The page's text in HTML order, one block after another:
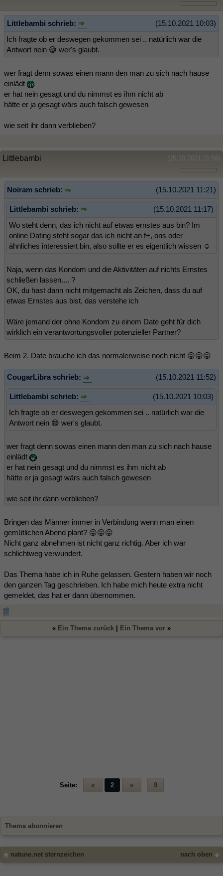
(15.10.2021 10:03)
Littlebambi schrieb:
Ich fragte ob er deswegen gekommen sei .. natürlich war die
Antwort nein 😅 wer's glaubt.
wer fragt denn sowas einen mann den man zu sich nach hause
einlädt
er hat nein gesagt und du nimmst es ihm nicht ab
hätte er ja gesagt wärs auch falsch gewesen
wie seit ihr dann verblieben?
(15.10.2021 11:59)
Littlebambi
(15.10.2021 11:21)
Noiram schrieb:
(15.10.2021 11:17)
Littlebambi schrieb:
Wo steht denn, das ich nicht auf etwas ernstes aus bin? Im
online Dating steht sogar das ich nicht an f+, ons oder
ähnliches interessiert bin, also sollte er es eigentlich wissen ☺️
Naja, wenn das Kondom und die Aktivitäten auf nichts Ernstes
schließen lassen.... ?
OK, du hast dann nicht mitgemacht als Zeichen, dass du auf
etwas Ernstes aus bist, das verstehe ich
Wäre jemand der ohne Kondom zu einem Date geht für dich
wirklich ein verantwortungsvoller potenzieller Partner?
Beim 2. Date brauche ich das normalerweise noch nicht 😜😜😜
(15.10.2021 11:52)
CougarLibra schrieb:
(15.10.2021 10:03)
Littlebambi schrieb:
Ich fragte ob er deswegen gekommen sei .. natürlich war die
Antwort nein 😅 wer's glaubt.
wer fragt denn sowas einen mann den man zu sich nach hause
einlädt
er hat nein gesagt und du nimmst es ihm nicht ab
hätte er ja gesagt wärs auch falsch gewesen
wie seit ihr dann verblieben?
Bringen das Männer immer in Verbindung wenn man einen
gemütlichen Abend plant? 😜😜😜
Nicht ganz abnehmen ist nicht ganz richtig. Aber ich war
schlichtweg verwundert.
Das Thema habe ich in Ruhe gelassen. Gestern haben wir noch
den ganzen Tag geschrieben. Ich habe mich heute extra nicht
gemeldet, das hat er dann übernommen.
« Ein Thema zurück Ein Thema vor »
Seite: « 2 » 9
Thema abonnieren
nach oben
natune.net sternzeichen